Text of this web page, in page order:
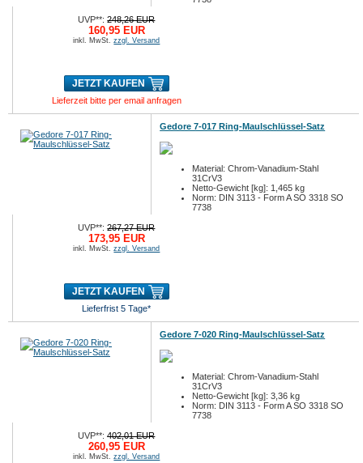
UVP**:248,26 EUR
160,95 EUR
inkl. MwSt.zzgl. Versand
JETZT KAUFEN
Lieferzeit bitte per email anfragen
Gedore 7-017 Ring-Maulschlüssel-Satz
Material: Chrom-Vanadium-Stahl
31CrV3
Netto-Gewicht [kg]: 1,465 kg
Norm: DIN 3113 - Form A SO 3318 SO
7738
UVP**:267,27 EUR
173,95 EUR
inkl. MwSt.zzgl. Versand
JETZT KAUFEN
Lieferfrist 5 Tage*
Gedore 7-020 Ring-Maulschlüssel-Satz
Material: Chrom-Vanadium-Stahl
31CrV3
Netto-Gewicht [kg]: 3,36 kg
Norm: DIN 3113 - Form A SO 3318 SO
7738
UVP**:402,01 EUR
260,95 EUR
inkl. MwSt.zzgl. Versand